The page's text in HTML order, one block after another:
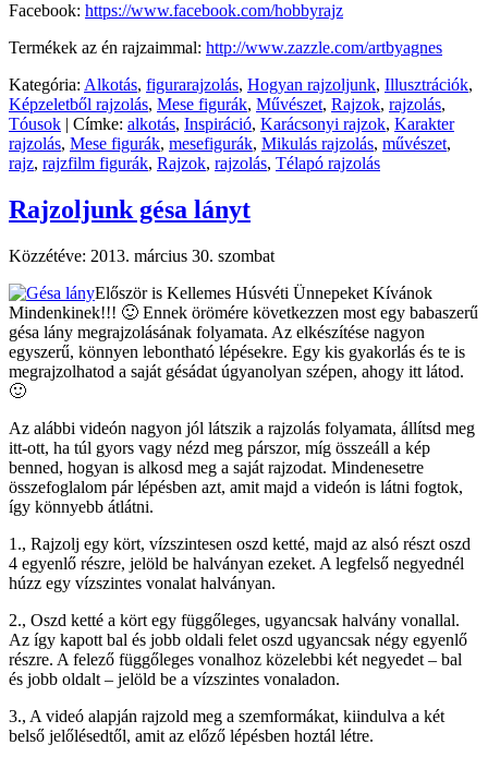
Facebook: https://www.facebook.com/hobbyrajz
Termékek az én rajzaimmal: http://www.zazzle.com/artbyagnes
Kategória: Alkotás, figurarajzolás, Hogyan rajzoljunk, Illusztrációk,
Képzeletből rajzolás, Mese figurák, Művészet, Rajzok, rajzolás,
Tóusok | Címke: alkotás, Inspiráció, Karácsonyi rajzok, Karakter
rajzolás, Mese figurák, mesefigurák, Mikulás rajzolás, művészet,
rajz, rajzfilm figurák, Rajzok, rajzolás, Télapó rajzolás
Rajzoljunk gésa lányt
Közzétéve: 2013. március 30. szombat
Először is Kellemes Húsvéti Ünnepeket Kívánok
Mindenkinek!!! 🙂 Ennek örömére következzen most egy babaszerű
gésa lány megrajzolásának folyamata. Az elkészítése nagyon
egyszerű, könnyen lebontható lépésekre. Egy kis gyakorlás és te is
megrajzolhatod a saját gésádat úgyanolyan szépen, ahogy itt látod.
🙂
Az alábbi videón nagyon jól látszik a rajzolás folyamata, állítsd meg
itt-ott, ha túl gyors vagy nézd meg párszor, míg összeáll a kép
benned, hogyan is alkosd meg a saját rajzodat. Mindenesetre
összefoglalom pár lépésben azt, amit majd a videón is látni fogtok,
így könnyebb átlátni.
1., Rajzolj egy kört, vízszintesen oszd ketté, majd az alsó részt oszd
4 egyenlő részre, jelöld be halványan ezeket. A legfelső negyednél
húzz egy vízszintes vonalat halványan.
2., Oszd ketté a kört egy függőleges, ugyancsak halvány vonallal.
Az így kapott bal és jobb oldali felet oszd ugyancsak négy egyenlő
részre. A felező függőleges vonalhoz közelebbi két negyedet – bal
és jobb oldalt – jelöld be a vízszintes vonaladon.
3., A videó alapján rajzold meg a szemformákat, kiindulva a két
belső jelőlésedtől, amit az előző lépésben hoztál létre.